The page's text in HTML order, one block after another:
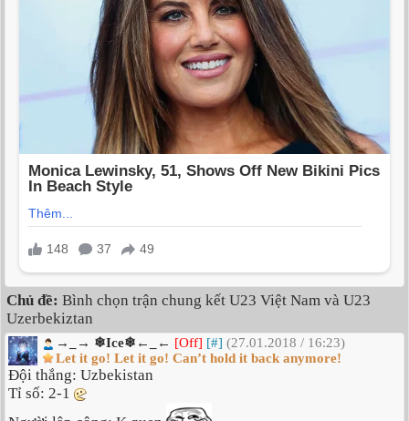
Chủ đề: Bình chọn trận chung kết U23 Việt Nam và U23
Uzerbekiztan
→_→ ❄Ice❄←_← [Off] [#] (27.01.2018 / 16:23)
Let it go! Let it go! Can’t hold it back anymore!
Đội thắng: Uzbekistan
Tỉ số: 2-1